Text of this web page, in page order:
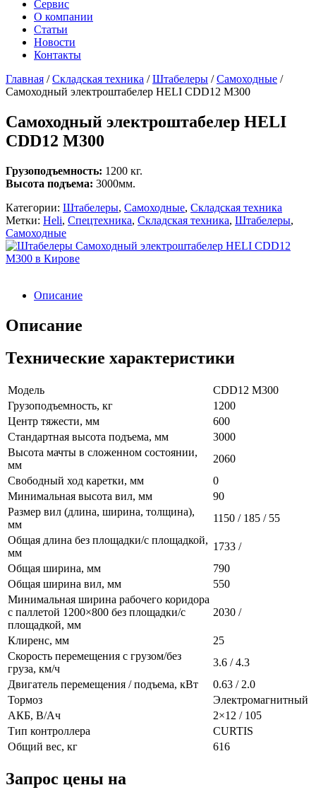
Сервис
О компании
Статьи
Новости
Контакты
Главная /Складская техника /Штабелеры /Самоходные /
Самоходный электроштабелер HELI CDD12 M300
Самоходный электроштабелер HELI
CDD12 M300
Грузоподъемность: 1200 кг.
Высота подъема: 3000мм.
Категории: Штабелеры, Самоходные, Складская техника
Метки: Heli, Спецтехника, Складская техника, Штабелеры,
Самоходные
Описание
Описание
Технические характеристики
Модель
CDD12 M300
Грузоподъемность, кг
1200
Центр тяжести, мм
600
Стандартная высота подъема, мм
3000
Высота мачты в сложенном состоянии,
мм
2060
Свободный ход каретки, мм
0
Минимальная высота вил, мм
90
Размер вил (длина, ширина, толщина),
мм
1150 / 185 / 55
Общая длина без площадки/с площадкой,
мм
1733 /
Общая ширина, мм
790
Общая ширина вил, мм
550
Минимальная ширина рабочего коридора
с паллетой 1200×800 без площадки/с
площадкой, мм
2030 /
Клиренс, мм
25
Скорость перемещения с грузом/без
груза, км/ч
3.6 / 4.3
Двигатель перемещения / подъема, кВт
0.63 / 2.0
Тормоз
Электромагнитный
АКБ, В/Ач
2×12 / 105
Тип контроллера
CURTIS
Общий вес, кг
616
Запрос цены на